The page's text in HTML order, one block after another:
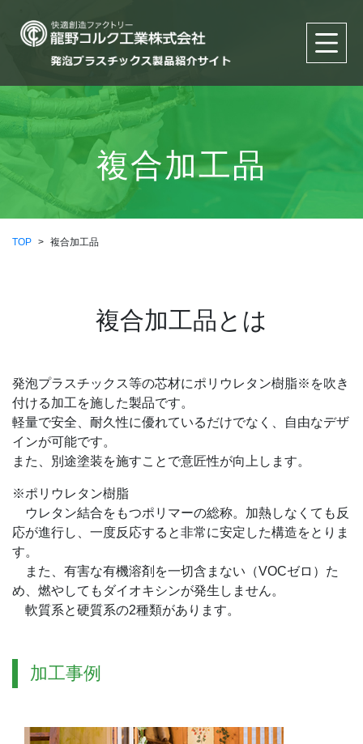
複合加工品
TOP > 複合加工品
複合加工品とは
発泡プラスチックス等の芯材にポリウレタン樹脂※を吹き
付ける加工を施した製品です。
軽量で安全、耐久性に優れているだけでなく、自由なデザ
インが可能です。
また、別途塗装を施すことで意匠性が向上します。
※ポリウレタン樹脂
ウレタン結合をもつポリマーの総称。加熱しなくても反
応が進行し、一度反応すると非常に安定した構造をとりま
す。
また、有害な有機溶剤を一切含まない（VOCゼロ）た
め、燃やしてもダイオキシンが発生しません。
軟質系と硬質系の2種類があります。
加工事例